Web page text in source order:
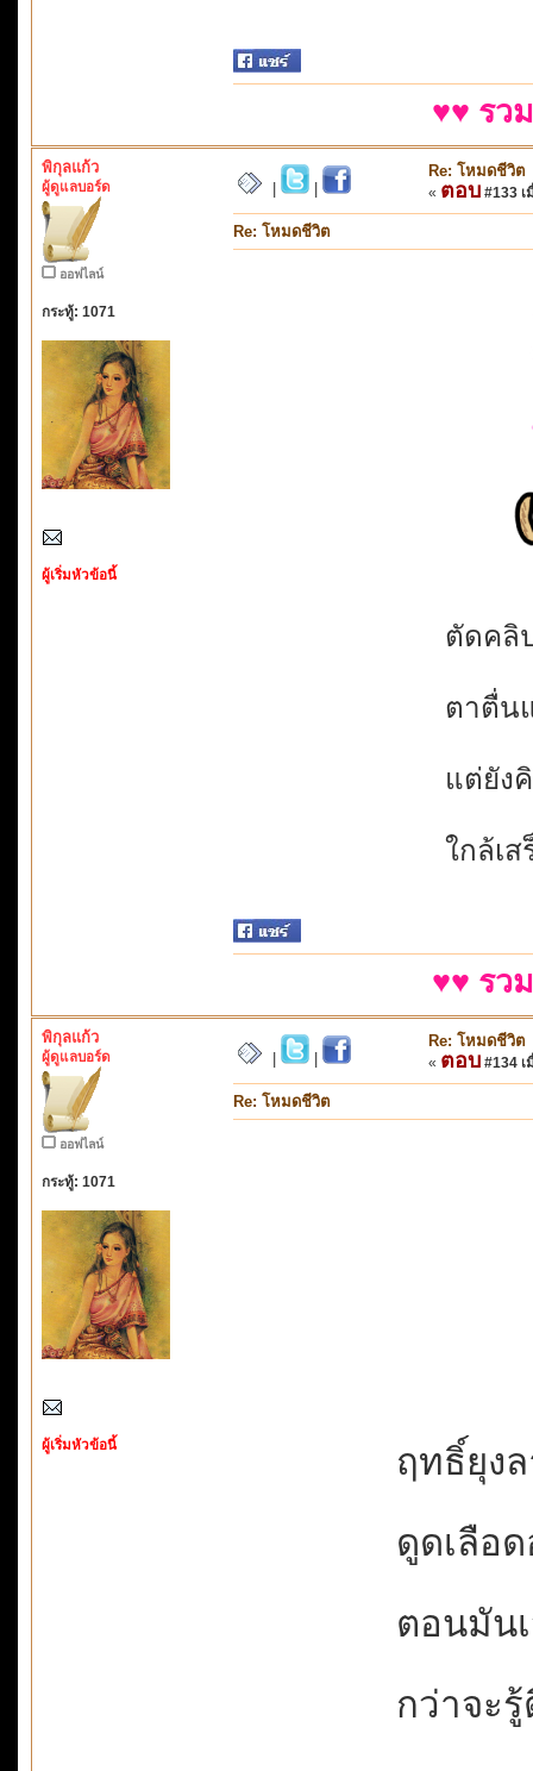
♥♥ รว
พิกุลแก้ว
ผู้ดูแลบอร์ด
ออฟไลน์
กระทู้: 1071
ผู้เริ่มหัวข้อนี้
Re: โหมดชีวิต
« ตอบ #133 เ
Re: โหมดชีวิต
ตัดคลิ
ตาตื่น
แต่ยัง
ใกล้เ
♥♥ รว
พิกุลแก้ว
ผู้ดูแลบอร์ด
ออฟไลน์
กระทู้: 1071
ผู้เริ่มหัวข้อนี้
Re: โหมดชีวิต
« ตอบ #134 เ
Re: โหมดชีวิต
ฤทธิ์ยุง
ดูดเลือ
ตอนมัน
กว่าจะ